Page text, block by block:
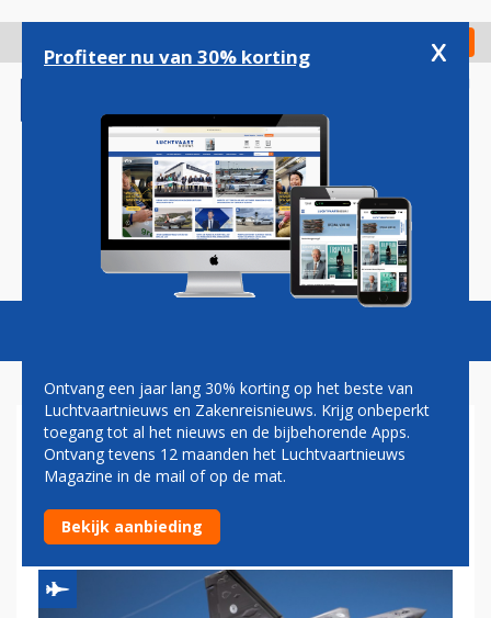
gaan
Check in
Magazine Podcasts Vacatures
EERSTE NEDERLANDSE F-35
GELAND OP VLIEGBASIS
LEEUWARDEN
Profiteer nu van 30% korting x
Ontvang een jaar lang 30% korting op het beste van
Luchtvaartnieuws en Zakenreisnieuws. Krijg onbeperkt
toegang tot al het nieuws en de bijbehorende Apps.
Ontvang tevens 12 maanden het Luchtvaartnieuws
Magazine in de mail of op de mat.
Bekijk aanbieding